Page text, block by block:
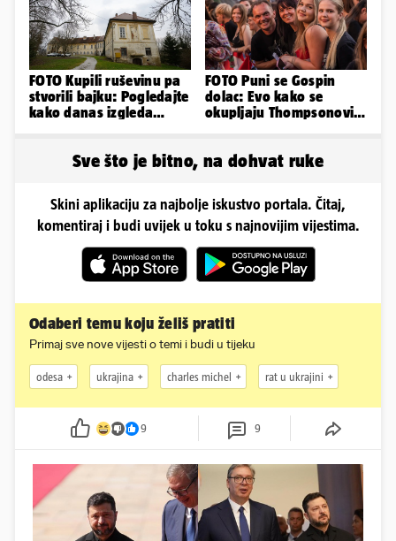
FOTO Kupili ruševinu pa
stvorili bajku: Pogledajte
kako danas izgleda
FOTO Puni se Gospin
dolac: Evo kako se
okupljaju Thompsonovi
Sve što je bitno, na dohvat ruke
Skini aplikaciju za najbolje iskustvo portala. Čitaj,
komentiraj i budi uvijek u toku s najnovijim vijestima.
Odaberi temu koju želiš pratiti
Primaj sve nove vijesti o temi i budi u tijeku
odesa ukrajina charles michel rat u ukrajini
9 9